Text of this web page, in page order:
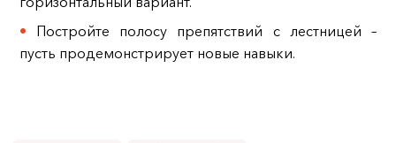
Постройте полосу препятствий с лестницей –
пусть продемонстрирует новые навыки.